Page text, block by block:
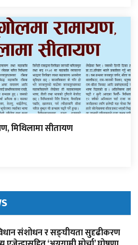
मिथिलामा सीतायण
संशोधन र सङ्घीयता सुदृढीकरण